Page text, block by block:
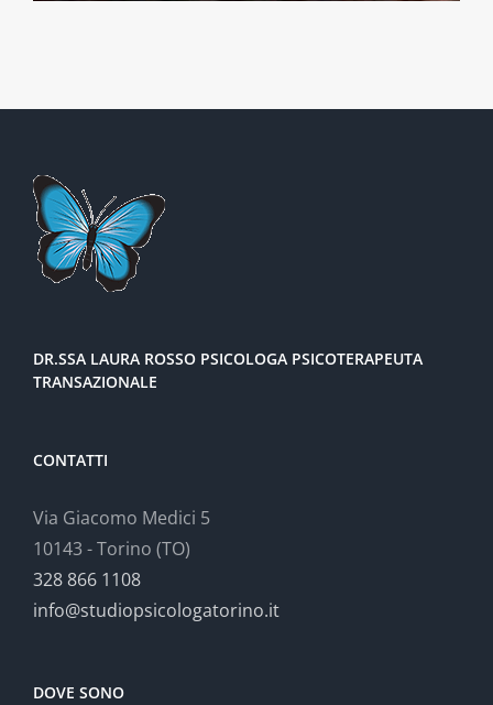
DR.SSA LAURA ROSSO PSICOLOGA PSICOTERAPEUTA
TRANSAZIONALE
CONTATTI
Via Giacomo Medici 5
10143 - Torino (TO)
328 866 1108
info@studiopsicologatorino.it
DOVE SONO